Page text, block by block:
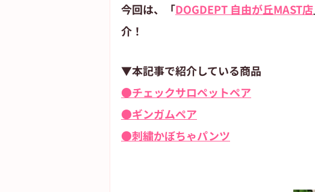
今回は、「DOGDEPT 自由が丘MAST店
介！
▼本記事で紹介している商品
●チェックサロペットペア
●ギンガムペア
●刺繍かぼちゃパンツ